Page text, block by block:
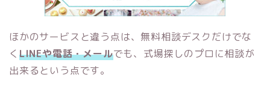
ほかのサービスと違う点は、無料相談デスクだけでな
く LINEや電話・メールでも、式場探しのプロに相談が
出来るという点です。